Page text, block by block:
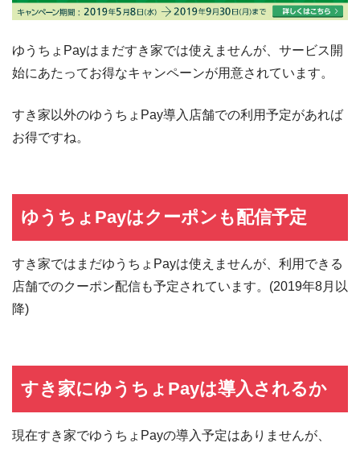
ゆうちょPayはまだすき家では使えませんが、サービス開
始にあたってお得なキャンペーンが用意されています。
すき家以外のゆうちょPay導入店舗での利用予定があれば
お得ですね。
ゆうちょPayはクーポンも配信予定
すき家ではまだゆうちょPayは使えませんが、利用できる
店舗でのクーポン配信も予定されています。(2019年8月以
降)
すき家にゆうちょPayは導入されるか
現在すき家でゆうちょPayの導入予定はありませんが、